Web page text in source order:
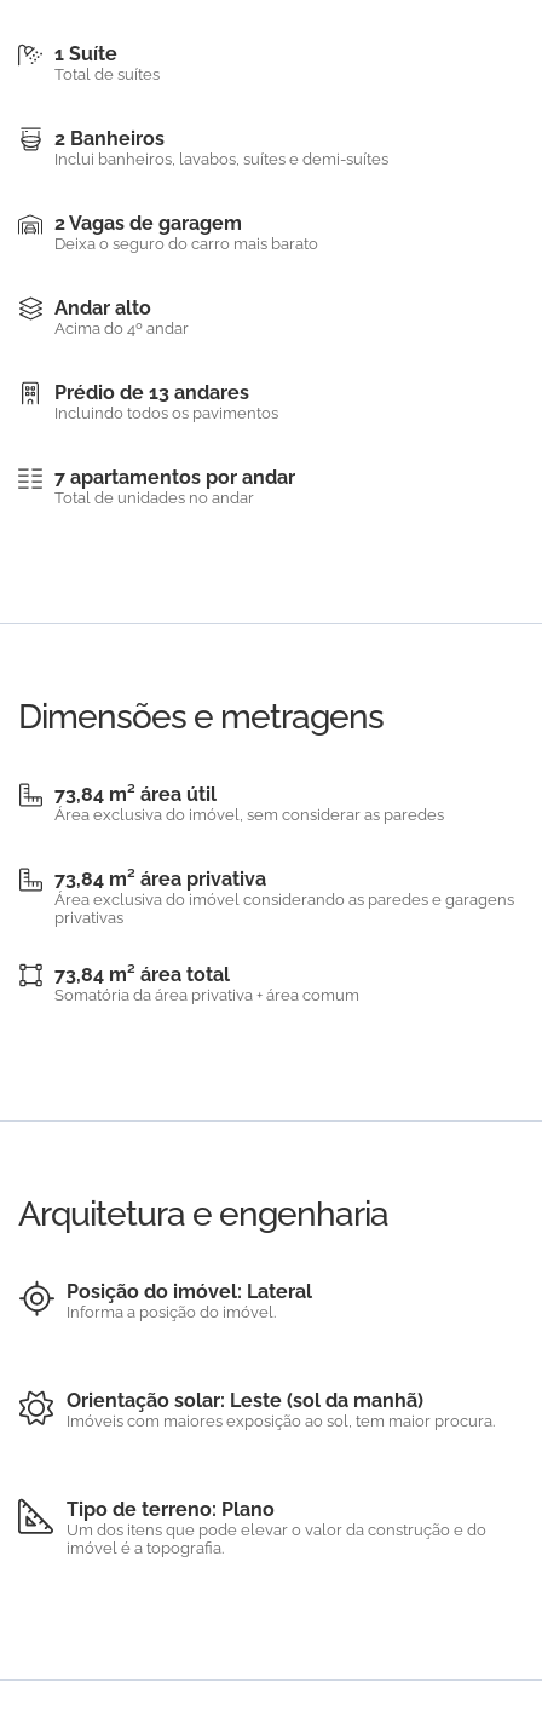
1 Suíte
Total de suítes
2 Banheiros
Inclui banheiros, lavabos, suítes e demi-suítes
2 Vagas de garagem
Deixa o seguro do carro mais barato
Andar alto
Acima do 4º andar
Prédio de 13 andares
Incluindo todos os pavimentos
7 apartamentos por andar
Total de unidades no andar
Dimensões e metragens
73,84 m² área útil
Área exclusiva do imóvel, sem considerar as paredes
73,84 m² área privativa
Área exclusiva do imóvel considerando as paredes e garagens
privativas
73,84 m² área total
Somatória da área privativa + área comum
Arquitetura e engenharia
Posição do imóvel: Lateral
Informa a posição do imóvel.
Orientação solar: Leste (sol da manhã)
Imóveis com maiores exposição ao sol, tem maior procura.
Tipo de terreno: Plano
Um dos itens que pode elevar o valor da construção e do
imóvel é a topografia.